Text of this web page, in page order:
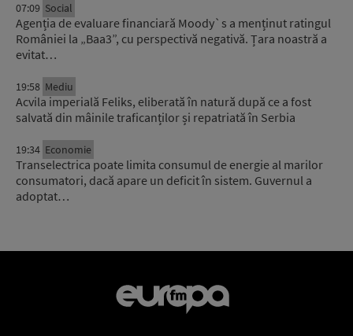
07:09 Social
Agenția de evaluare financiară Moody`s a menținut ratingul
României la „Baa3”, cu perspectivă negativă. Țara noastră a
evitat…
19:58 Mediu
Acvila imperială Feliks, eliberată în natură după ce a fost
salvată din mâinile traficanților și repatriată în Serbia
19:34 Economie
Transelectrica poate limita consumul de energie al marilor
consumatori, dacă apare un deficit în sistem. Guvernul a
adoptat…